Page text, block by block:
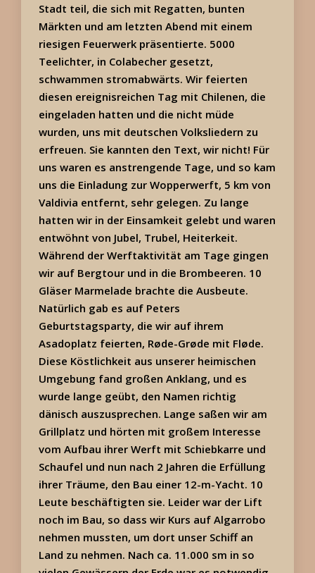
Stadt teil, die sich mit Regatten, bunten
Märkten und am letzten Abend mit einem
riesigen Feuerwerk präsentierte. 5000
Teelichter, in Colabecher gesetzt,
schwammen stromabwärts. Wir feierten
diesen ereignisreichen Tag mit Chilenen, die
eingeladen hatten und die nicht müde
wurden, uns mit deutschen Volksliedern zu
erfreuen. Sie kannten den Text, wir nicht! Für
uns waren es anstrengende Tage, und so kam
uns die Einladung zur Wopperwerft, 5 km von
Valdivia entfernt, sehr gelegen. Zu lange
hatten wir in der Einsamkeit gelebt und waren
entwöhnt von Jubel, Trubel, Heiterkeit.
Während der Werftaktivität am Tage gingen
wir auf Bergtour und in die Brombeeren. 10
Gläser Marmelade brachte die Ausbeute.
Natürlich gab es auf Peters
Geburtstagsparty, die wir auf ihrem
Asadoplatz feierten, Røde-Grøde mit Fløde.
Diese Köstlichkeit aus unserer heimischen
Umgebung fand großen Anklang, und es
wurde lange geübt, den Namen richtig
dänisch auszusprechen. Lange saßen wir am
Grillplatz und hörten mit großem Interesse
vom Aufbau ihrer Werft mit Schiebkarre und
Schaufel und nun nach 2 Jahren die Erfüllung
ihrer Träume, den Bau einer 12-m-Yacht. 10
Leute beschäftigten sie. Leider war der Lift
noch im Bau, so dass wir Kurs auf Algarrobo
nehmen mussten, um dort unser Schiff an
Land zu nehmen. Nach ca. 11.000 sm in so